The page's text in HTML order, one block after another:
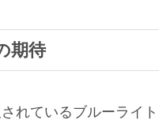
期待
れているブルーライ